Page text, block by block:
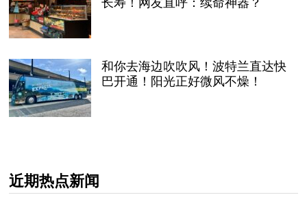
和你去海边吹吹风！波特兰直达快
巴开通！阳光正好微风不燥！
近期热点新闻